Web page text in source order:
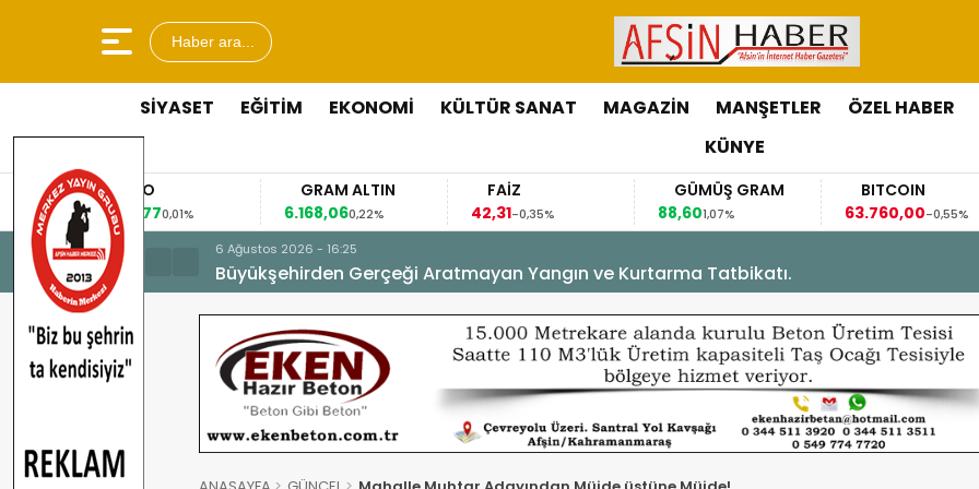
Haber ara...
SİYASET EĞİTİM EKONOMİ KÜLTÜR SANAT MAGAZİN MANŞETLER ÖZEL HABER
KÜNYE
EURO
53,84770,01%
GRAM ALTIN
6.168,060,22%
FAİZ
42,31-0,35%
GÜMÜŞ GRAM
88,601,07%
BITCOIN
63.760,00-0,55%
6 Ağustos 2026 - 16:25
Büyükşehirden Gerçeği Aratmayan Yangın ve Kurtarma Tatbikatı.